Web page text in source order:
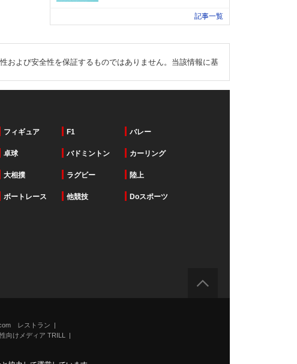
記事一覧
および安全性を保証するものではありません。当該情報に基
フィギュア F1 バレー
卓球 バドミントン カーリング
大相撲 ラグビー 陸上
ボートレース 他競技 Doスポーツ
レストラン
向けメディア TRILL